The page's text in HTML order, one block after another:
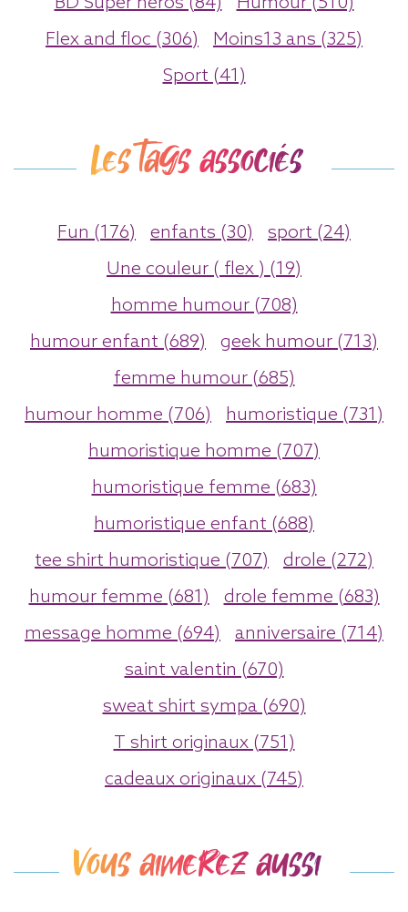
Flex and floc (306)
Moins13 ans (325)
Sport (41)
Les tags associés
Fun (176) enfants (30)
sport (24)
Une couleur ( flex ) (19)
homme humour (708)
humour enfant (689)
geek humour (713)
femme humour (685)
humour homme (706)
humoristique (731)
humoristique homme (707)
humoristique femme (683)
humoristique enfant (688)
tee shirt humoristique (707)
drole (272)
humour femme (681)
drole femme (683)
message homme (694)
anniversaire (714)
saint valentin (670)
sweat shirt sympa (690)
T shirt originaux (751)
cadeaux originaux (745)
Vous aimerez aussi